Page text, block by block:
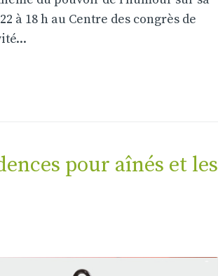
à 18 h au Centre des congrès de
pour aînés et les